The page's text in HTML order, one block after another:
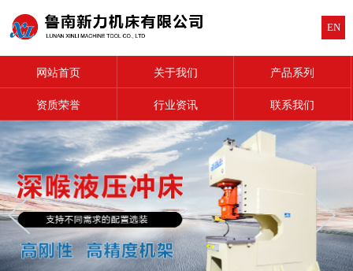
EN
网站首页 关于我们 产品系列
资质荣誉 行业资讯 联系我们